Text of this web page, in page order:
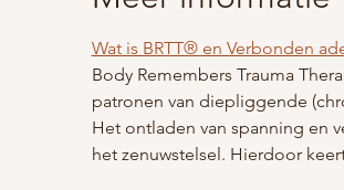
Wat is BRTT® en Verbonden
Body Remembers Trauma
patronen van diepliggende
Het ontladen van spanning en
het zenuwstelsel. Hierdoor